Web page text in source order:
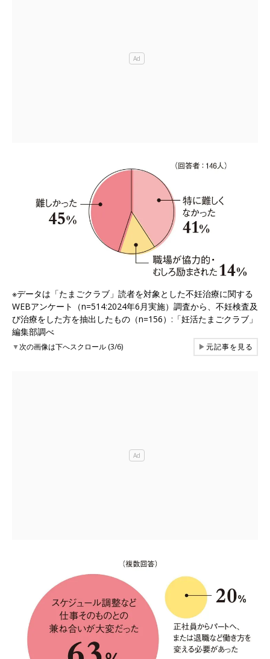
※データは「たまごクラブ」読者を対象とした不妊治療に関する
WEBアンケート（n=514:2024年6月実施）調査から、不妊検査及
び治療をした方を抽出したもの（n=156）:「妊活たまごクラブ」
編集部調べ
▼次の画像は下へスクロール (3/6) ▶元記事を見る